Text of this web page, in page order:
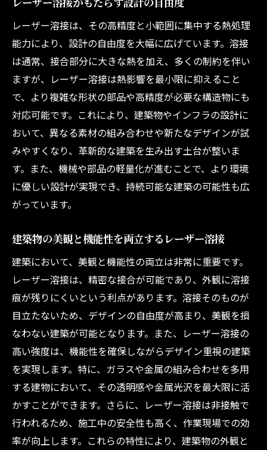
レーザー溶接は、その高精度と小範囲に集中する熱処理
能力により、設計の自由度を大幅に広げています。溶接
は通常、接合部分に大きな熱を加え、多くの制約を伴い
ますが、レーザー溶接は熱影響を最小限に抑えること
で、より複雑な形状の部品や高精度が必要な構造物にも
対応可能です。これにより、建築物やインフラの設計に
おいて、異なる素材の組み合わせや新たなデザインが試
みやすくなり、革新的な建築を生み出す土台が整いま
す。また、機械や部品の軽量化が進むことで、より環境
に優しい設計が実現でき、持続可能な建築の可能性も広
がっています。
建築物の美観と機能性を両立するレーザー溶接
建築において、美観と機能性の両立は非常に重要です。
レーザー溶接は、精密な接合が可能であり、外観に溶接
痕が残りにくいという利点があります。溶接そのものが
目立たないため、デザインの自由度が高まり、美観を損
なわない建築が可能となります。また、レーザー溶接の
高い強度は、機能性を確保しながらデザイン重視の建築
を実現します。特に、ガラスや金属の組み合わせを多用
する建物において、その透明感や金属光沢を最大限に活
かすことができます。さらに、レーザー溶接は非接触で
行われるため、施工中の安全性も高く、作業現場での効
率が向上します。これらの特性により、建築物の外観と